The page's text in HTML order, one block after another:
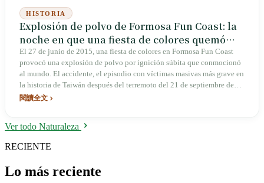
HISTORIA
Explosión de polvo de Formosa Fun Coast: la
noche en que una fiesta de colores quemó
una herida en Taiwán
El 27 de junio de 2015, una fiesta de colores en Formosa Fun Coast
provocó una explosión de polvo por ignición súbita que conmocionó
al mundo. El accidente, el episodio con víctimas masivas más grave en
la historia de Taiwán después del terremoto del 21 de septiembre de
1999, causó 499 personas con quemaduras y escaldaduras y 15
eventos multitudinarios.
閱讀全文
Ver todo Naturaleza
RECIENTE
Lo más reciente